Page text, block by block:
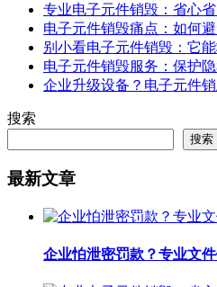
专业电子元件销毁：省心
电子元件销毁痛点：如何
别小看电子元件销毁：它
电子元件销毁服务：保护
企业升级设备？电子元件
搜索
搜索
最新文章
企业怕泄密罚款？专业文